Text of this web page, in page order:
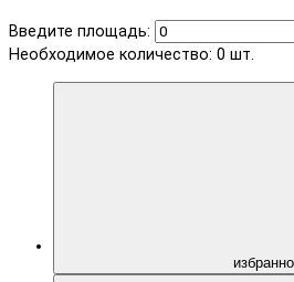
Введите площадь:
Необходимое количество: 0 шт.